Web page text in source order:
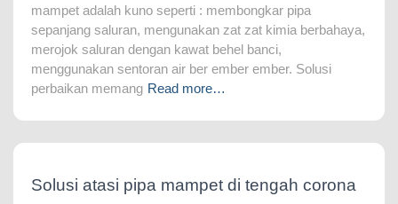
mampet adalah kuno seperti : membongkar pipa
sepanjang saluran, mengunakan zat zat kimia berbahaya,
merojok saluran dengan kawat behel banci,
menggunakan sentoran air ber ember ember. Solusi
perbaikan memang Read more…
Solusi atasi pipa mampet di tengah corona